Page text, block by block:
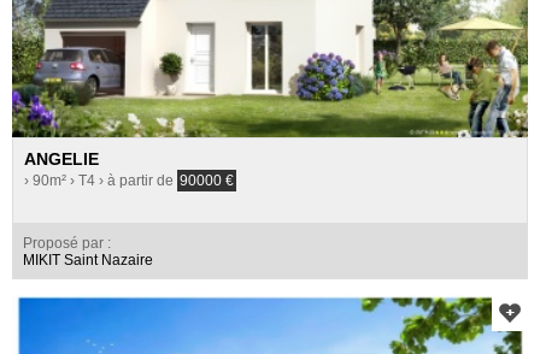
ANGELIE
› 90m² › T4 › à partir de 90000 €
Proposé par :
MIKIT Saint Nazaire